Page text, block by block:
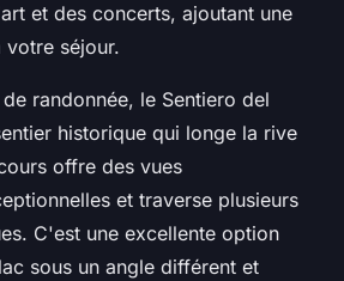
et des concerts, ajoutant une
votre séjour.
randonnée, le Sentiero del
historique qui longe la rive
offre des vues
et traverse plusieurs
C'est une excellente option
sous un angle différent et